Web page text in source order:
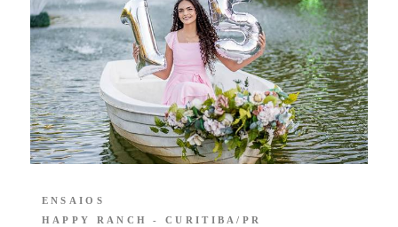
ENSAIOS
HAPPY RANCH - CURITIBA/PR